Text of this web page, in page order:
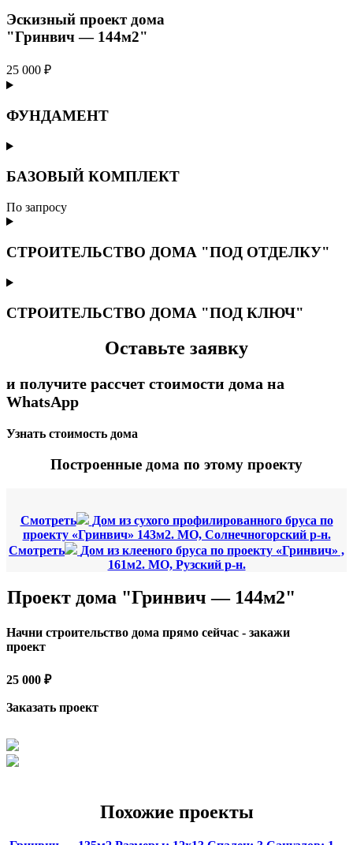
Эскизный проект дома
"Гринвич — 144м2"
25 000 ₽
ФУНДАМЕНТ
БАЗОВЫЙ КОМПЛЕКТ
По запросу
СТРОИТЕЛЬСТВО ДОМА "ПОД ОТДЕЛКУ"
СТРОИТЕЛЬСТВО ДОМА "ПОД КЛЮЧ"
Оставьте заявку
и получите рассчет стоимости дома на
WhatsApp
Узнать стоимость дома
Построенные дома по этому проекту
Смотреть
Дом из сухого профилированного бруса по
проекту «Гринвич» 143м2. МО, Солнечногорский р-н.
Смотреть
Дом из клееного бруса по проекту «Гринвич» ,
161м2. МО, Рузский р-н.
Проект дома "Гринвич — 144м2"
Начни строительство дома прямо сейчас - закажи
проект
25 000 ₽
Заказать проект
Похожие проекты